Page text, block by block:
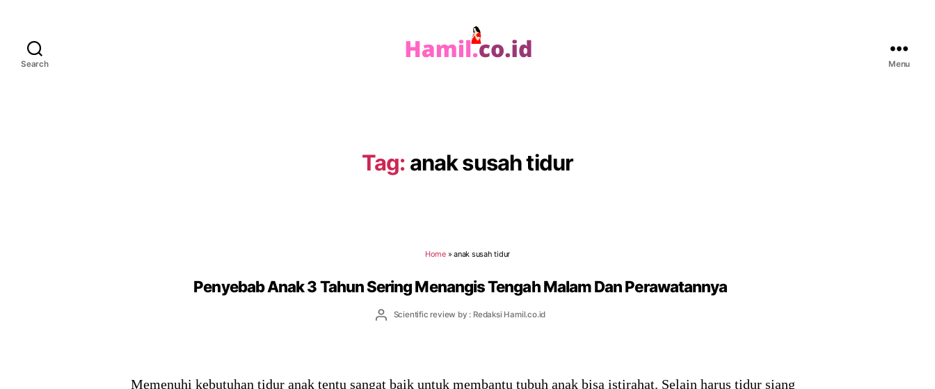
Search Menu
Tag: anak susah tidur
Home»anak susah tidur
Penyebab Anak 3 Tahun Sering Menangis Tengah Malam Dan Perawatannya
PostScientific review by : Redaksi Hamil.co.id
Memenuhi kebutuhan tidur anak tentu sangat baik untuk membantu tubuh anak bisa istirahat. Selain harus tidur siang